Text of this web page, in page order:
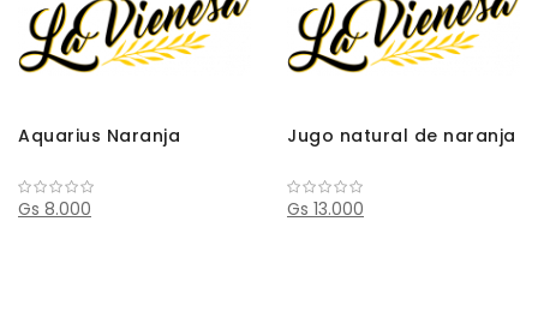
Aquarius Naranja
Gs 8.000
Jugo natural de naranja
Gs 13.000